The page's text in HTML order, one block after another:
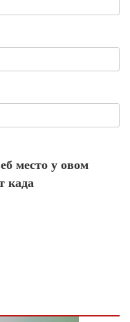
место у овом
када